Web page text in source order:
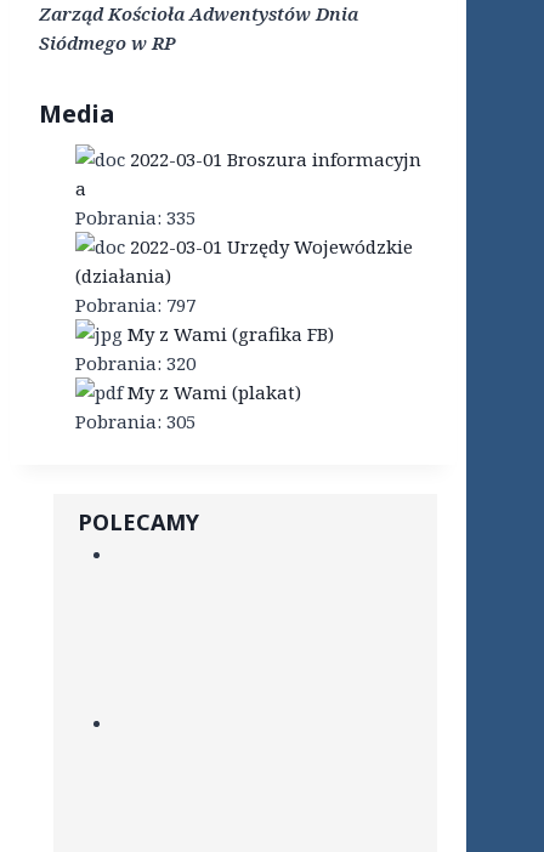
Zarząd Kościoła Adwentystów Dnia
Siódmego w RP
Media
2022-03-01 Broszura informacyjn
a
Pobrania: 335
2022-03-01 Urzędy Wojewódzkie
(działania)
Pobrania: 797
My z Wami (grafika FB)
Pobrania: 320
My z Wami (plakat)
Pobrania: 305
POLECAMY